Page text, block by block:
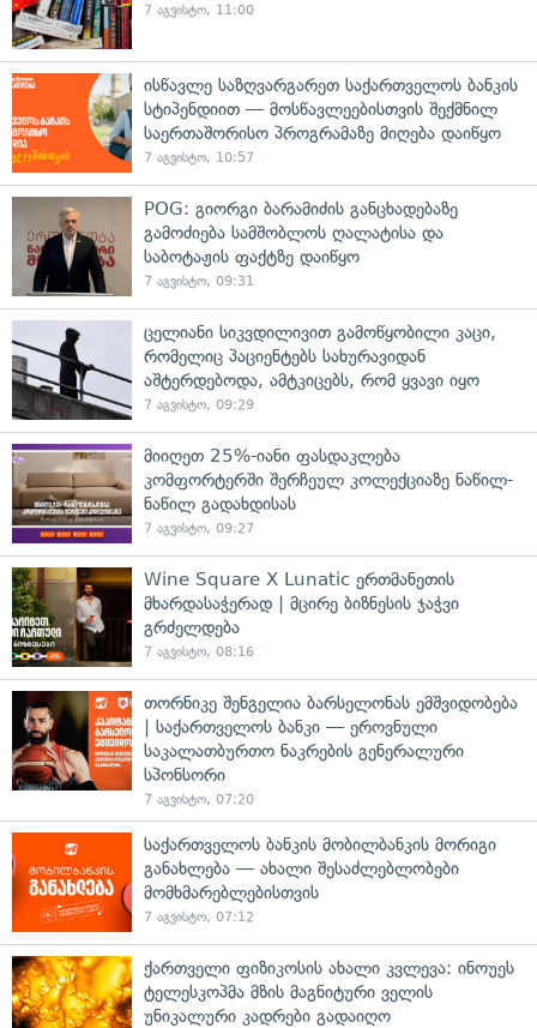
7 აგვისტო, 11:00
ისწავლე საზღვარგარეთ საქართველოს ბანკის
სტიპენდიით — მოსწავლეებისთვის შექმნილ
საერთაშორისო პროგრამაზე მიღება დაიწყო
7 აგვისტო, 10:57
POG: გიორგი ბარამიძის განცხადებაზე
გამოძიება სამშობლოს ღალატისა და
საბოტაჟის ფაქტზე დაიწყო
7 აგვისტო, 09:31
ცელიანი სიკვდილივით გამოწყობილი კაცი,
რომელიც პაციენტებს სახურავიდან
აშტერდებოდა, ამტკიცებს, რომ ყვავი იყო
7 აგვისტო, 09:29
მიიღეთ 25%-იანი ფასდაკლება
კომფორტერში შერჩეულ კოლექციაზე ნაწილ-
ნაწილ გადახდისას
7 აგვისტო, 09:27
Wine Square X Lunatic ერთმანეთის
მხარდასაჭერად | მცირე ბიზნესის ჯაჭვი
გრძელდება
7 აგვისტო, 08:16
თორნიკე შენგელია ბარსელონას ემშვიდობება
| საქართველოს ბანკი — ეროვნული
საკალათბურთო ნაკრების გენერალური
სპონსორი
7 აგვისტო, 07:20
საქართველოს ბანკის მობილბანკის მორიგი
განახლება — ახალი შესაძლებლობები
მომხმარებლებისთვის
7 აგვისტო, 07:12
ქართველი ფიზიკოსის ახალი კვლევა: ინოუეს
ტელესკოპმა მზის მაგნიტური ველის
უნიკალური კადრები გადაიღო